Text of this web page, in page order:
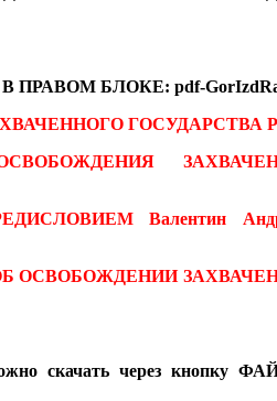
ПРАВОМ БЛОКЕ: pdf-
ГОСУДАРСТВА
Валентин
ОСВОБОЖДЕНИИ
скачать через кнопку